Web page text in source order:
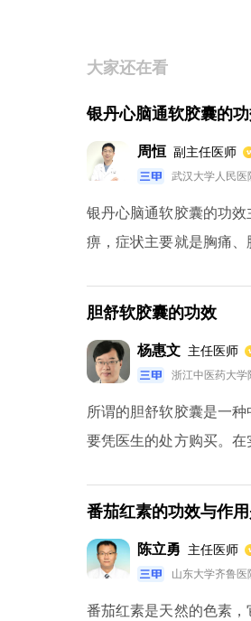
大家还在看
银丹心脑通软胶囊的
周恒 副主任医师
武汉大学人民医
银丹心脑通软胶囊的功
痹，症状主要就是胸痛
胆舒软胶囊的功效
杨惠文 主任医师
浙江中医药大学
所谓的胆舒软胶囊是一
要凭医生的处方购买。
应当考虑到医院进行手术
番茄红素的功效与作
陈立勇 主任医师
山东大学齐鲁医
番茄红素是天然的色素